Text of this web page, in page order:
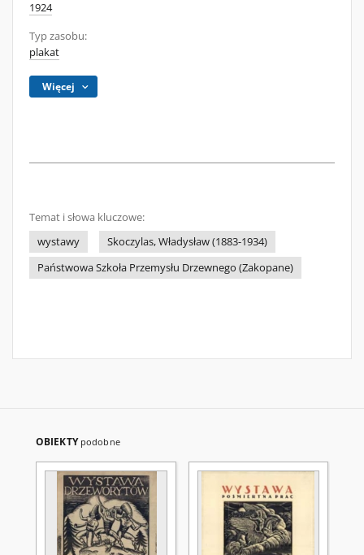
1924
Typ zasobu:
plakat
Więcej
Temat i słowa kluczowe:
wystawy
Skoczylas, Władysław (1883-1934)
Państwowa Szkoła Przemysłu Drzewnego (Zakopane)
OBIEKTY podobne